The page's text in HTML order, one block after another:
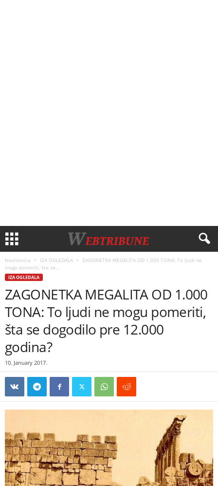
Naslovnica IZA OGLEDALA
ZAGONETKA MEGALITA OD 1.000 TONA: To ljudi ne
mogu pomeriti, šta se...
IZA OGLEDALA
ZAGONETKA MEGALITA OD 1.000
TONA: To ljudi ne mogu pomeriti,
šta se dogodilo pre 12.000
godina?
10. January 2017.